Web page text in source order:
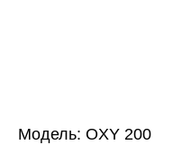
Модель: OXY 200